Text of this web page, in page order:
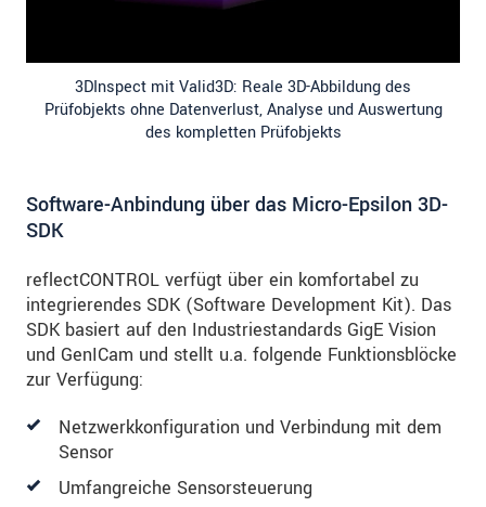
3DInspect mit Valid3D: Reale 3D-Abbildung des
Prüfobjekts ohne Datenverlust, Analyse und Auswertung
des kompletten Prüfobjekts
Software-Anbindung über das Micro-Epsilon 3D-
SDK
reflectCONTROL verfügt über ein komfortabel zu
integrierendes SDK (Software Development Kit). Das
SDK basiert auf den Industriestandards GigE Vision
und GenICam und stellt u.a. folgende Funktionsblöcke
zur Verfügung:
Netzwerkkonfiguration und Verbindung mit dem
Sensor
Umfangreiche Sensorsteuerung